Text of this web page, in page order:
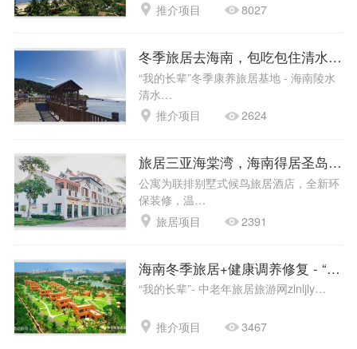
推介项目 8027
冬季旅居去海南，包吃包住清水湾
“我的长辈”冬季康养旅居基地 - 海南陵水
清水…
推介项目
2624
旅居三亚海棠湾，海南得居圣岛候
公寓为联排别墅式候鸟旅居酒店，全新环
保装修，温…
旅居项目
2391
海南冬季旅居+健康调养修复 - “我
“我的长辈”- 中老年旅居旅游网zlnljly…
推介项目 3467